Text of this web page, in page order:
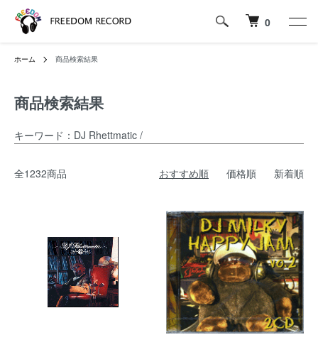
0
ホーム 商品検索結果
商品検索結果
キーワード：DJ Rhettmatic /
全1232商品 おすすめ順 価格順 新着順